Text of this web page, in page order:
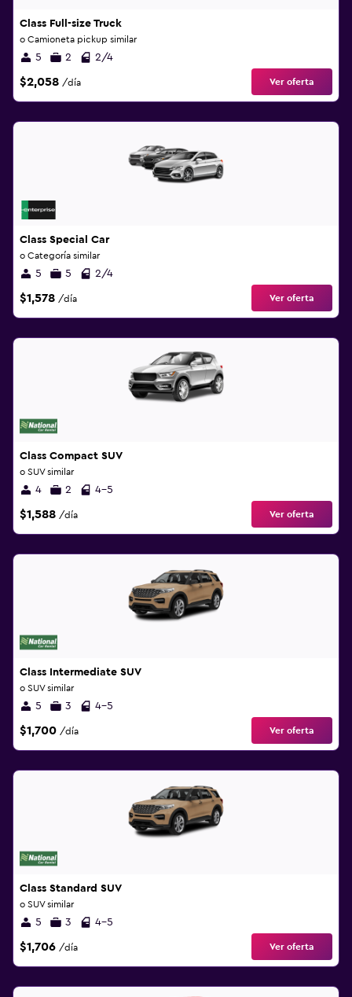
Class Full-size Truck
o Camioneta pickup similar
5 2 2/4
$2,058 /día Ver oferta
Class Special Car
o Categoría similar
5 5 2/4
$1,578 /día Ver oferta
Class Compact SUV
o SUV similar
4 2 4-5
$1,588 /día Ver oferta
Class Intermediate SUV
o SUV similar
5 3 4-5
$1,700 /día Ver oferta
Class Standard SUV
o SUV similar
5 3 4-5
$1,706 /día Ver oferta